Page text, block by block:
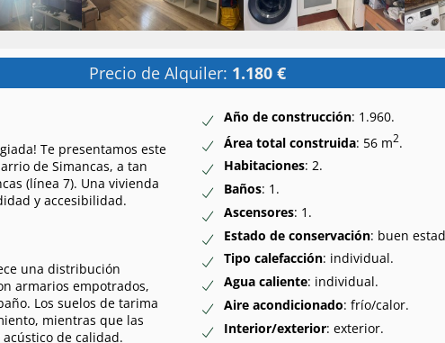
Precio de Alquiler: 1.180 €
Te presentamos este
de Simancas, a tan
(línea 7). Una vivienda
y accesibilidad.
una distribución
armarios empotrados,
Los suelos de tarima
mientras que las
de calidad.
Año de construcción: 1.960.
Área total construida: 56 m2.
Habitaciones: 2.
Baños: 1.
Ascensores: 1.
Estado de conservación: buen
Tipo calefacción: individual.
Agua caliente: individual.
Aire acondicionado: frío/calor.
Interior/exterior: exterior.